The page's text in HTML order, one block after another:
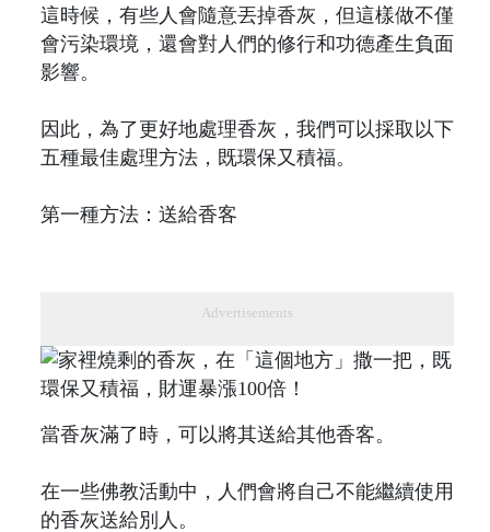
這時候，有些人會隨意丟掉香灰，但這樣做不僅
會污染環境，還會對人們的修行和功德產生負面
影響。
因此，為了更好地處理香灰，我們可以採取以下
五種最佳處理方法，既環保又積福。
第一種方法：送給香客
Advertisements
當香灰滿了時，可以將其送給其他香客。
在一些佛教活動中，人們會將自己不能繼續使用
的香灰送給別人。